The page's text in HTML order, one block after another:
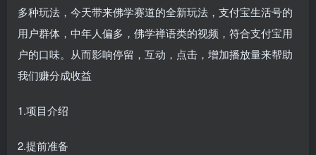
多种玩法，今天带来佛学赛道的全新玩法，支付宝生活号的
用户群体，中年人偏多，佛学禅语类的视频，符合支付宝用
户的口味。从而影响停留，互动，点击，增加播放量来帮助
我们赚分成收益
1.项目介绍
2.提前准备